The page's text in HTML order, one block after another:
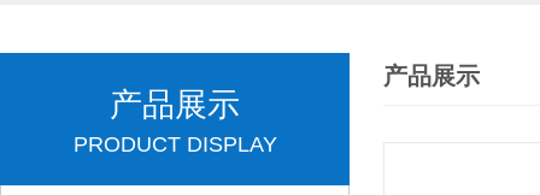
产品展示
PRODUCT DISPLAY
产品展示